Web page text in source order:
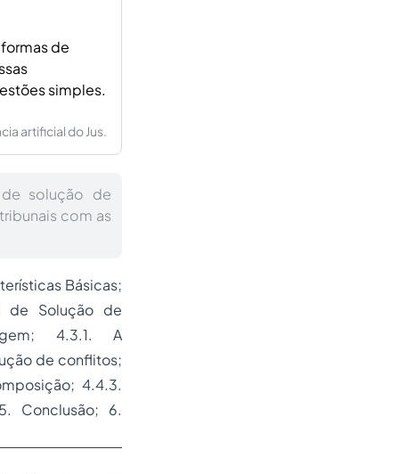
de
simples.
artificial do Jus.
solução de
com as
Básicas;
de Solução de
; 4.3.1. A
de conflitos;
4.4.3.
Conclusão; 6.